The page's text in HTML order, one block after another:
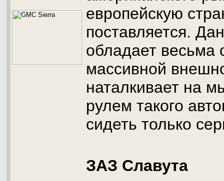
европейскую
поставляется.
обладает весьма
массивной
наталкивает на
рулем такого
сидеть только
ЗАЗ Славута